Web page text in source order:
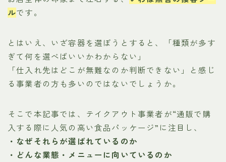
ルです。
とはいえ、いざ容器を選ぼうとすると、「種類が多す
ぎて何を選べばいいかわからない」
「仕入れ先はどこが無難なのか判断できない」と感じ
る事業者の方も多いのではないでしょうか。
そこで本記事では、テイクアウト事業者が“通販で購
入する際に人気の高い食品パッケージ”に注目し、
・なぜそれらが選ばれているのか
・どんな業態・メニューに向いているのか